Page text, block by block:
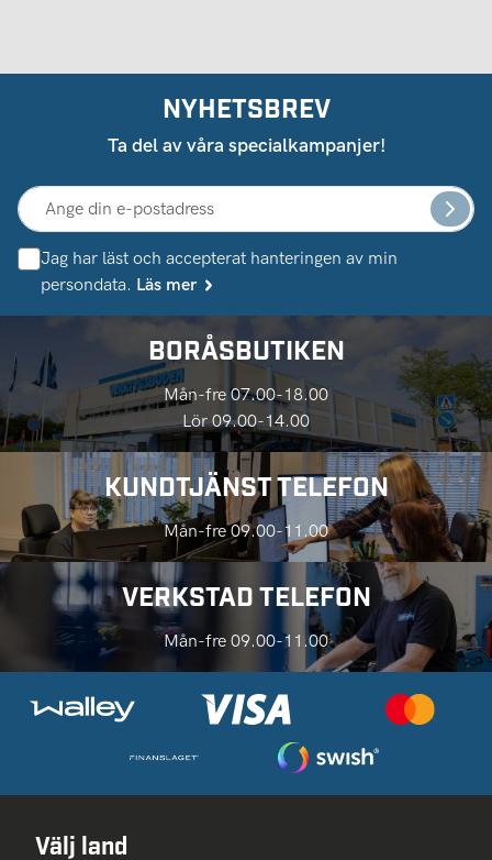
NYHETSBREV
Ta del av våra specialkampanjer!
Jag har läst och accepterat hanteringen av min
persondata. Läs mer
BORÅSBUTIKEN
Mån-fre 07.00-18.00
Lör 09.00-14.00
KUNDTJÄNST TELEFON
Mån-fre 09.00-11.00
VERKSTAD TELEFON
Mån-fre 09.00-11.00
Välj land